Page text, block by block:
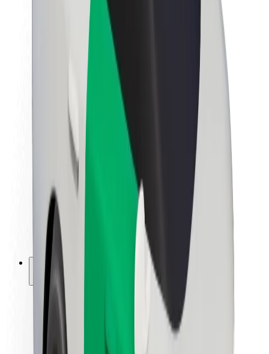
Kuhusu Bolt
Uendelevu katika Bolt
Mpango wa Project Zero
Chumba cha Habari
Miongozo ya chapa
Dhamira
Mahusiano ya Wawekezaji
Uongozi
Chapa
Vyombo vya Habari
Mfuko wa Urban
Usalama
Usalama wa abiria
Usalama wa dereva
Usalama wa skuta